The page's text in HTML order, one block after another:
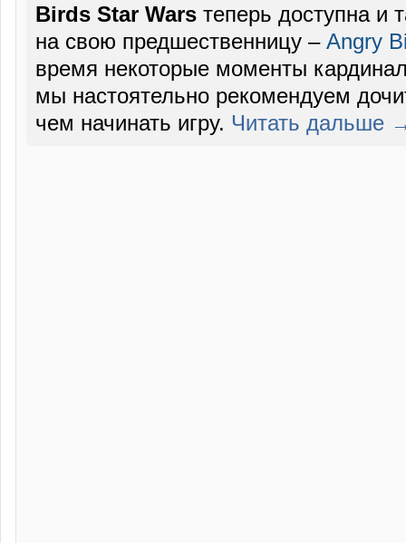
Birds Star Warsтеперь доступна и
на свою предшественницу – Angry
время некоторые моменты
мы настоятельно рекомендуем
чем начинать игру. Читать дальше